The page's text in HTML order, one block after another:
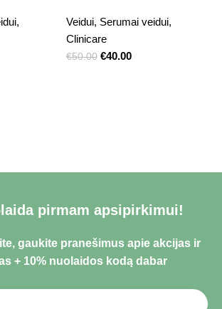
,
Veidui, Serumai veidui,
Clinicare
€50.00 €40.00
pirmam apsipirkimui!
gaukite pranešimus apie akcijas ir
+ 10% nuolaidos kodą dabar